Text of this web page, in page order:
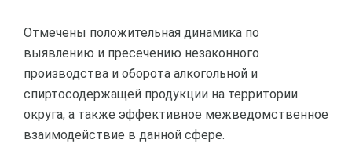
Отмечены положительная динамика по
выявлению и пресечению незаконного
производства и оборота алкогольной и
спиртосодержащей продукции на территории
округа, а также эффективное межведомственное
взаимодействие в данной сфере.